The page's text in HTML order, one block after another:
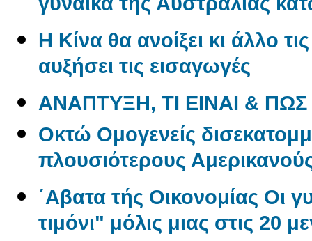
γυναίκα της Αυστραλίας
Η Κίνα θα ανοίξει κι άλλο
αυξήσει τις εισαγωγές
ΑΝΑΠΤΥΞΗ, ΤΙ ΕΙΝΑΙ &
Oκτώ Ομογενείς
πλουσιότερους
΄Αβατα τής Οικονομίας Οι
τιμόνι" μόλις μιας στις 20